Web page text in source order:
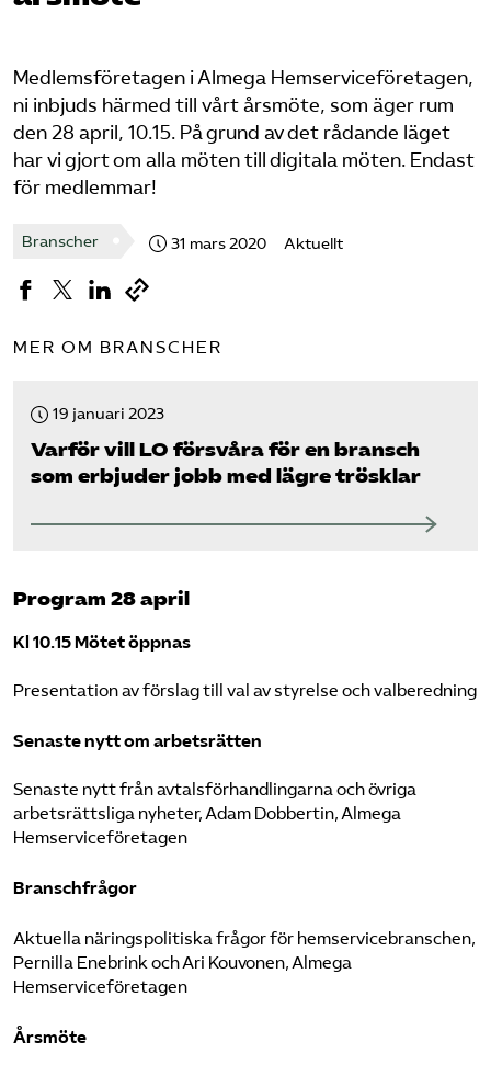
Sök på serviceforetagen.se
In English
Beställ trycksaker
Medlemsföretagen i Almega Hemserviceföretagen,
ni inbjuds härmed till vårt årsmöte, som äger rum
den 28 april, 10.15. På grund av det rådande läget
har vi gjort om alla möten till digitala möten. Endast
för medlemmar!
Branscher 31 mars 2020 Aktuellt
MER OM BRANSCHER
19 januari 2023
Varför vill LO försvåra för en bransch
som erbjuder jobb med lägre trösklar
Program 28 april
Kl 10.15Mötet öppnas
Presentation av förslag till val av styrelse och valberedning
Senaste nytt om arbetsrätten
Senaste nytt från avtalsförhandlingarna och övriga
arbetsrättsliga nyheter, Adam Dobbertin, Almega
Hemserviceföretagen
Branschfrågor
Aktuella näringspolitiska frågor för hemservicebranschen,
Pernilla Enebrink och Ari Kouvonen, Almega
Hemserviceföretagen
Årsmöte